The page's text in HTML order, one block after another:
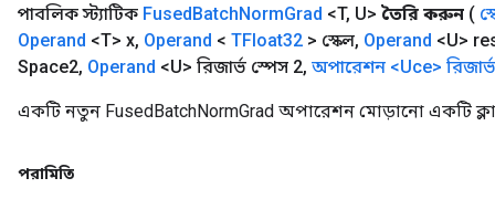
পাবলিক স্ট্যাটিক FusedBatchNormGrad <T, U> তৈরি করুন (
Operand <T> x, Operand < TFloat32 > স্কেল, Operand <U>
Space2, Operand <U> রিজার্ভ স্পেস 2, অপারেশন <Uce>
একটি নতুন FusedBatchNormGrad অপারেশন মোড়ানো একটি
পরামিতি